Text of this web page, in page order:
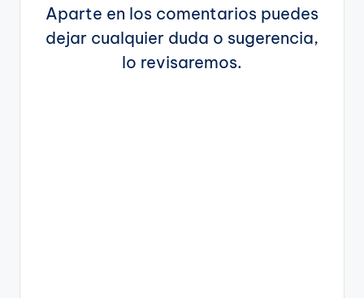
Aparte en los comentarios puedes
dejar cualquier duda o sugerencia,
lo revisaremos.